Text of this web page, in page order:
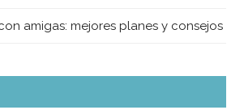
amigas: mejores planes y consejos